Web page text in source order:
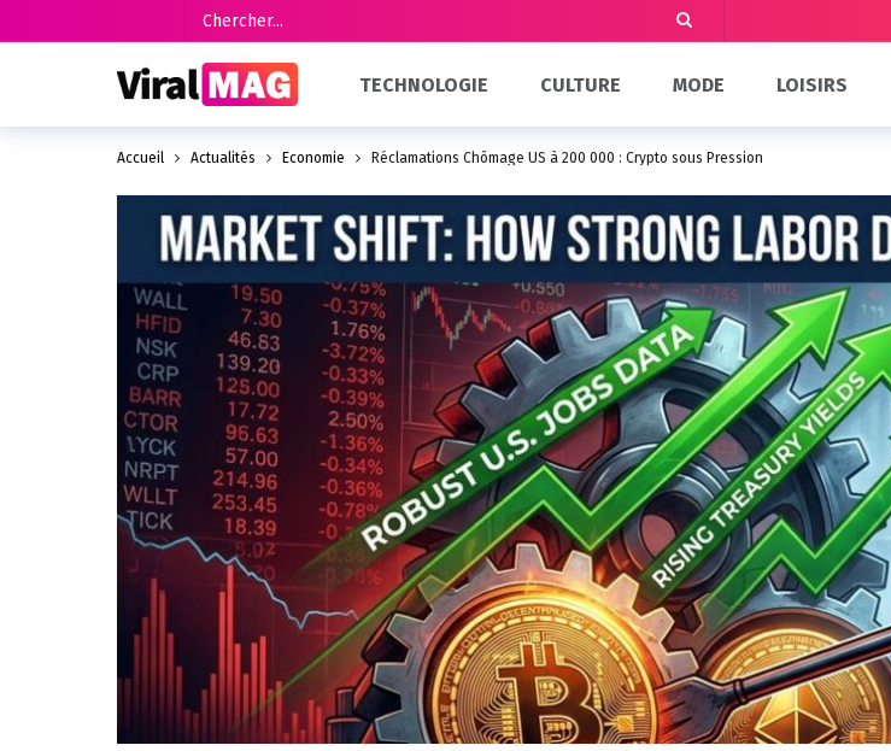
TECHNOLOGIE CULTURE MODE LOISIRS
Accueil Actualités Économie Réclamations Chômage US à 200 000 : Crypto sous Pression